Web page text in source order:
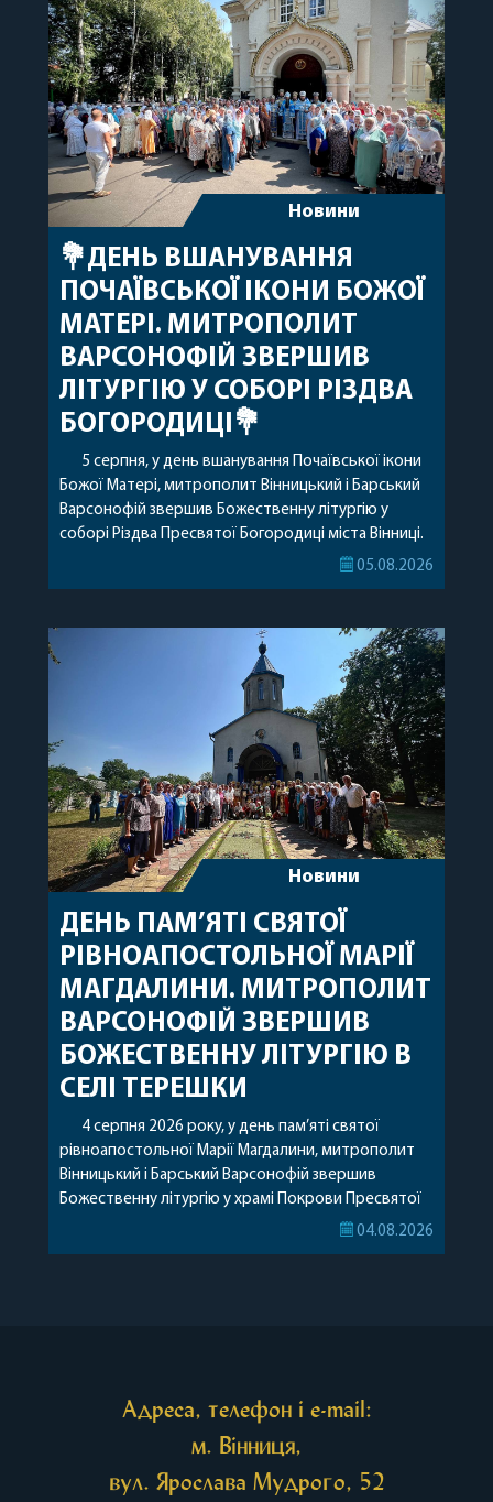
благословенних успіхів у подальшому
архіпастирському служінні. […]
Новини
💐ДЕНЬ ВШАНУВАННЯ
ПОЧАЇВСЬКОЇ ІКОНИ БОЖОЇ
МАТЕРІ. МИТРОПОЛИТ
ВАРСОНОФІЙ ЗВЕРШИВ
ЛІТУРГІЮ У СОБОРІ РІЗДВА
БОГОРОДИЦІ💐
5 серпня, у день вшанування Почаївської ікони
Божої Матері, митрополит Вінницький і Барський
Варсонофій звершив Божественну літургію у
соборі Різдва Пресвятої Богородиці міста Вінниці.
Його Високопреосвященству співслужили
священному сані. Під час богослужіння підносилися
особливі молитви за мир в Україні, за воїнів, які
05.08.2026
Новини
ДЕНЬ ПАМ’ЯТІ СВЯТОЇ
РІВНОАПОСТОЛЬНОЇ МАРІЇ
МАГДАЛИНИ. МИТРОПОЛИТ
ВАРСОНОФІЙ ЗВЕРШИВ
БОЖЕСТВЕННУ ЛІТУРГІЮ В
СЕЛІ ТЕРЕШКИ
4 серпня 2026 року, у день пам’яті святої
рівноапостольної Марії Магдалини, митрополит
Вінницький і Барський Варсонофій звершив
Божественну літургію у храмі Покрови Пресвятої
Богородиці села Терешки Барського благочиння.
04.08.2026
Адреса, телефон і e-mail:
м. Вінниця,
вул. Ярослава Мудрого, 52